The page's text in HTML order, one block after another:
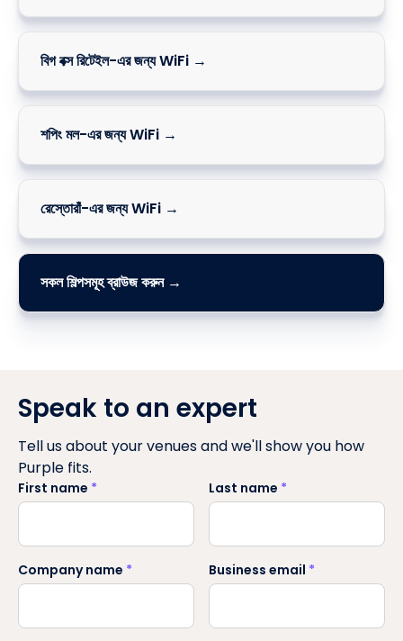
বিগ বক্স রিটেইল-এর জন্য WiFi →
শপিং মল-এর জন্য WiFi →
রেস্তোরাঁ-এর জন্য WiFi →
সকল শিল্পসমূহ ব্রাউজ করুন →
Speak to an expert
Tell us about your venues and we'll show you how
Purple fits.
First name * Last name *
Company name * Business email *